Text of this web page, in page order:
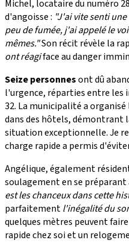
Michel, locataire du numéro
d'angoisse : "J'ai vite senti
peu de fumée, j'ai appelé le
mêmes."Son récit révèle la
ont réagiface au danger
Seize personnesont dû
l'urgence, réparties entre les
32. La municipalité a
dans des hôtels, démontrant
situation exceptionnelle. Je
charge rapide a permis
Angélique, également
soulagement en se
est les chanceux dans cette
parfaitementl'inégalité du
quelques mètres peuvent
rapide chez soi et un